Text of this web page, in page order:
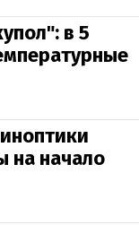
в 5
на начало